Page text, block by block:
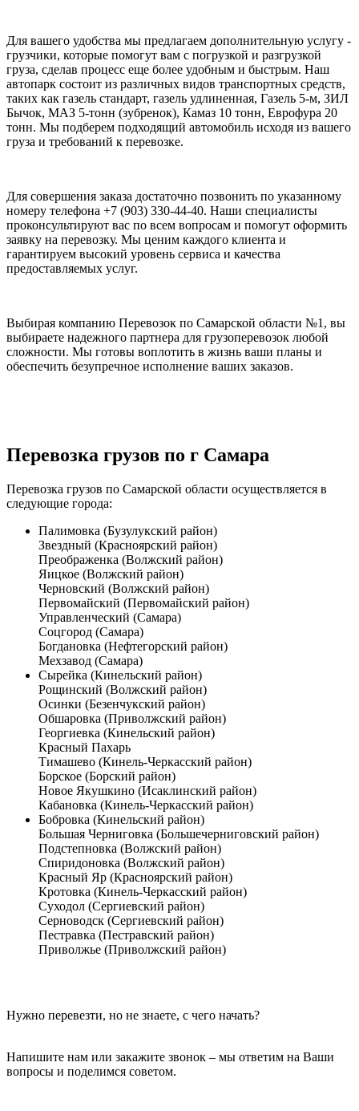
Для вашего удобства мы предлагаем дополнительную услугу -
грузчики, которые помогут вам с погрузкой и разгрузкой
груза, сделав процесс еще более удобным и быстрым. Наш
автопарк состоит из различных видов транспортных средств,
таких как газель стандарт, газель удлиненная, Газель 5-м, ЗИЛ
Бычок, МАЗ 5-тонн (зубренок), Камаз 10 тонн, Еврофура 20
тонн. Мы подберем подходящий автомобиль исходя из вашего
груза и требований к перевозке.
Для совершения заказа достаточно позвонить по указанному
номеру телефона +7 (903) 330-44-40. Наши специалисты
проконсультируют вас по всем вопросам и помогут оформить
заявку на перевозку. Мы ценим каждого клиента и
гарантируем высокий уровень сервиса и качества
предоставляемых услуг.
Выбирая компанию Перевозок по Самарской области №1, вы
выбираете надежного партнера для грузоперевозок любой
сложности. Мы готовы воплотить в жизнь ваши планы и
обеспечить безупречное исполнение ваших заказов.
Перевозка грузов по г Самара
Перевозка грузов по Самарской области осуществляется в
следующие города:
Палимовка (Бузулукский район)
Звездный (Красноярский район)
Преображенка (Волжский район)
Яицкое (Волжский район)
Черновский (Волжский район)
Первомайский (Первомайский район)
Управленческий (Самара)
Соцгород (Самара)
Богдановка (Нефтегорский район)
Мехзавод (Самара)
Сырейка (Кинельский район)
Рощинский (Волжский район)
Осинки (Безенчукский район)
Обшаровка (Приволжский район)
Георгиевка (Кинельский район)
Красный Пахарь
Тимашево (Кинель-Черкасский район)
Борское (Борский район)
Новое Якушкино (Исаклинский район)
Кабановка (Кинель-Черкасский район)
Бобровка (Кинельский район)
Большая Черниговка (Большечерниговский район)
Подстепновка (Волжский район)
Спиридоновка (Волжский район)
Красный Яр (Красноярский район)
Кротовка (Кинель-Черкасский район)
Суходол (Сергиевский район)
Серноводск (Сергиевский район)
Пестравка (Пестравский район)
Приволжье (Приволжский район)
Нужно перевезти, но не знаете, с чего начать?
Напишите нам или закажите звонок – мы ответим на Ваши
вопросы и поделимся советом.